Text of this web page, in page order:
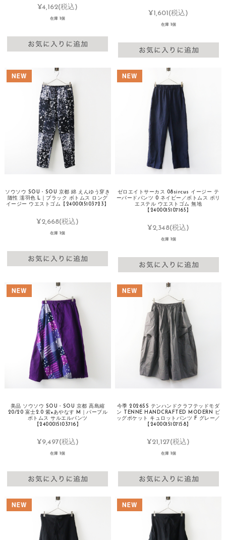
¥4,162(税込)
在庫 1個
¥1,601 (税込)
在庫 1個
ソウソウ SOU・SOU 京都 綿 えんゆう穿き
随性 濡羽色 L｜ブラック ボトムス ロング
イージー ウエストゴム【2400015103723】
¥2,668(税込)
在庫 1個
ゼロエイトサーカス 08sircus イージー テ
ーパードパンツ 0 ネイビー／ボトムス ポリ
エステル ウエストゴム 無地
【2400015107165】
¥2,348(税込)
在庫 1個
美品 ソウソウ SOU・SOU 京都 高島縮
20/20 富士2.0 紫×あやなす M｜パープル
ボトムス サルエルパンツ
【2400015103716】
¥9,497(税込)
在庫 1個
今季 2026SS テンハンドクラフテッドモダ
ン TENNE HANDCRAFTED MODERN ビ
ッグポケット キュロットパンツ F グレー／
【2400015107158】
¥21,127(税込)
在庫 1個